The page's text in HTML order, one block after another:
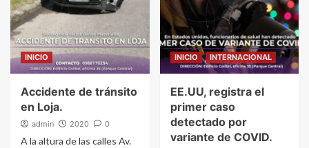
INICIO
Accidente de tránsito
en Loja.
admin 2020 0
A la altura de las calles Av.
INICIO INTERNACIONAL
EE.UU, registra el
primer caso
detectado por
variante de COVID.